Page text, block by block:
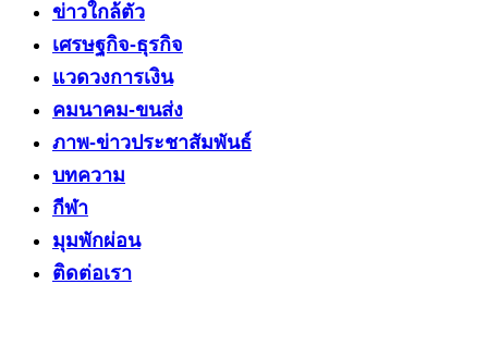
ข่าวใกล้ตัว
เศรษฐกิจ-ธุรกิจ
แวดวงการเงิน
คมนาคม-ขนส่ง
ภาพ-ข่าวประชาสัมพันธ์
บทความ
กีฬา
มุมพักผ่อน
ติดต่อเรา